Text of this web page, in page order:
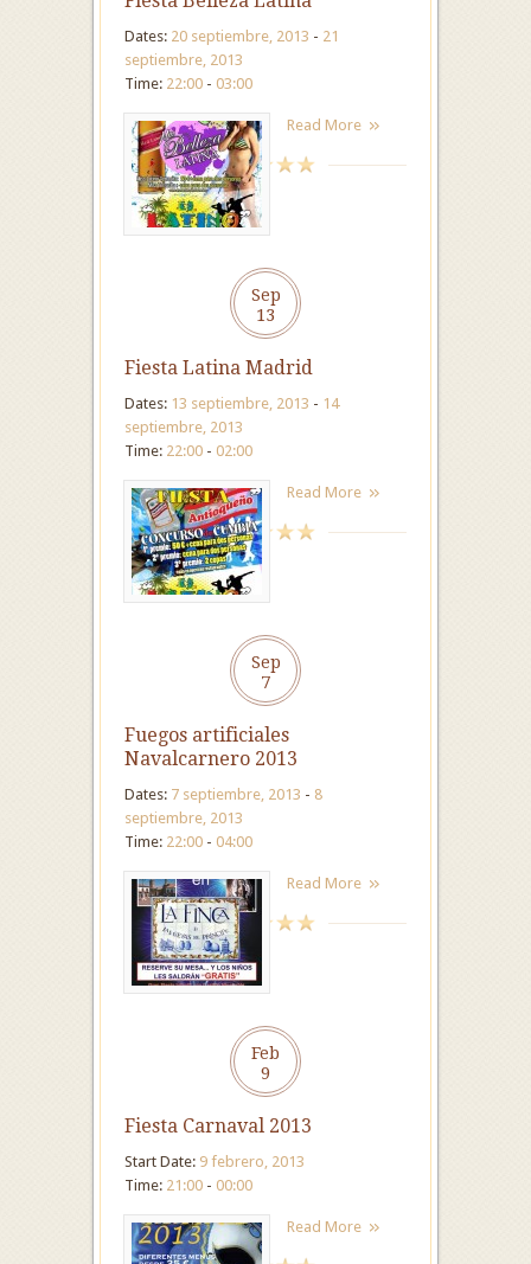
Dates: 20 septiembre, 2013 - 21
septiembre, 2013
Time: 22:00 - 03:00
Read More
Sep
13
Fiesta Latina Madrid
Dates: 13 septiembre, 2013 - 14
septiembre, 2013
Time: 22:00 - 02:00
Read More
Sep
7
Fuegos artificiales
Navalcarnero 2013
Dates: 7 septiembre, 2013 - 8
septiembre, 2013
Time: 22:00 - 04:00
Read More
Feb
9
Fiesta Carnaval 2013
Start Date: 9 febrero, 2013
Time: 21:00 - 00:00
Read More